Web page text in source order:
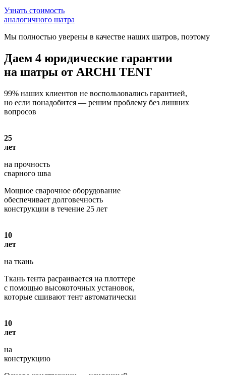
Узнать стоимость
аналогичного шатра
Мы полностью уверены в качестве наших шатров, поэтому
Даем 4 юридические гарантии
на шатры от ARCHI TENT
99% наших клиентов не воспользовались гарантией,
но если понадобится — решим проблему без лишних
вопросов
25
лет
на прочность
сварного шва
Мощное сварочное оборудование
обеспечивает долговечность
конструкции в течение 25 лет
10
лет
на ткань
Ткань тента расраивается на плоттере
с помощью высокоточных установок,
которые сшивают тент автоматически
10
лет
на
конструкцию